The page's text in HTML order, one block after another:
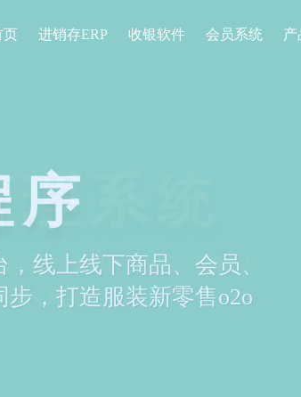
页 进销存ERP 收银软件 会员系统 产
系统
营一体化，一站式解决
长难题